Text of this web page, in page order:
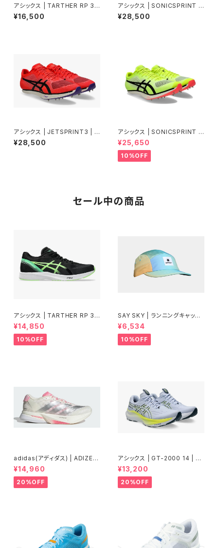
アシックス | TARTHER RP 3 |
WHITE/COBALT BURST | M
en
¥16,500
アシックス | SONICSPRINT E
LITE3 | FLASHRED/BLACK |
Unisex
¥28,500
アシックス | JETSPRINT3 | F
LASHRED/BLACK | Unisex
¥28,500
アシックス | SONICSPRINT E
LITE 3 | Safety Yellow/Bla
ck | 陸上スパイク
¥25,650
10%OFF
セール中の商品
アシックス | TARTHER RP 3 |
BLACK/ILLUMINATE GREEN
| Men
¥14,850
10%OFF
SAY SKY | ランニングキャップ
Drip Dye Combat Cap 101 |
Blue Aop | ユニセックス
¥6,534
10%OFF
adidas(アディダス) | ADIZER
OBOSTON13 | Core White
/ Silver Metallic / Bliss Pin
k | Women
¥14,960
20%OFF
アシックス | GT-2000 14 | BL
UE FADE/TRANQUIL TEAL |
Men
¥13,200
20%OFF